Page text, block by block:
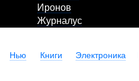
Иронов
Журналус
Нью Книги Электроника